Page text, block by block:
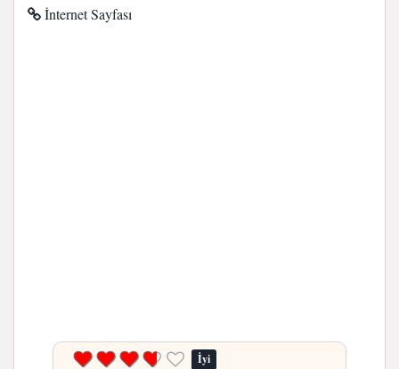
İnternet Sayfası
İyi